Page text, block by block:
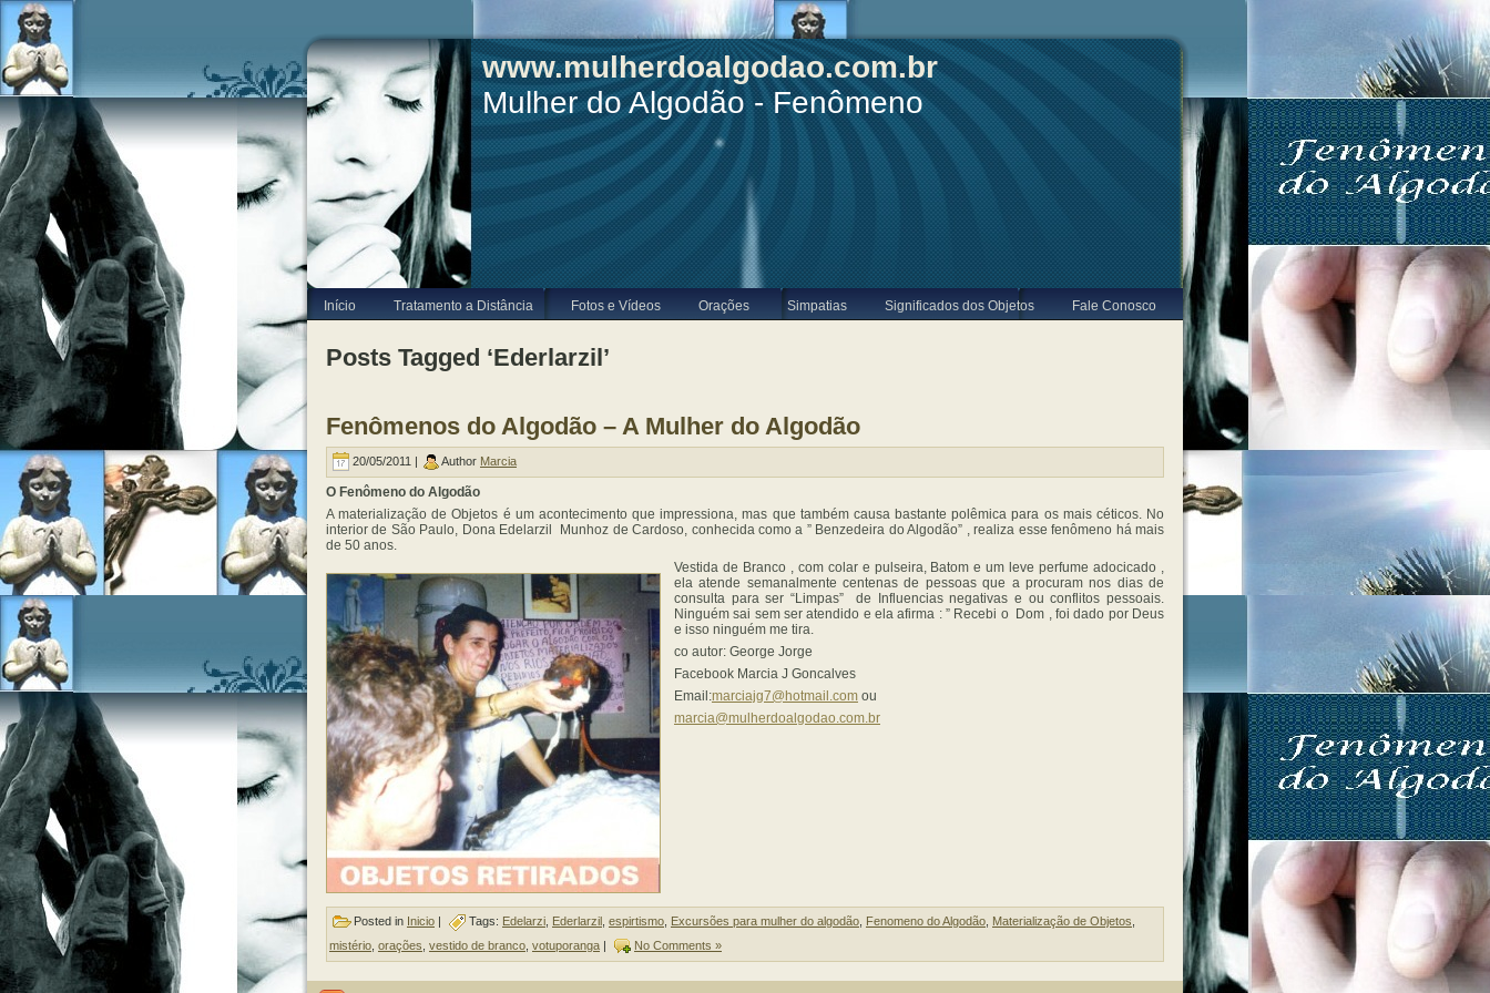
www.mulherdoalgodao.com.br
Mulher do Algodão - Fenômeno
Início Tratamento a Distância Fotos e Vídeos Orações Simpatias Significados dos Objetos Fale Conosco
Posts Tagged ‘Ederlarzil’
Fenômenos do Algodão – A Mulher do Algodão
20/05/2011 | Author Marcia
O Fenômeno do Algodão
A materialização de Objetos é um acontecimento que impressiona, mas que também causa bastante polêmica para os mais céticos. No
interior de São Paulo, Dona Edelarzil Munhoz de Cardoso, conhecida como a ” Benzedeira do Algodão” , realiza esse fenômeno há mais
de 50 anos.
Vestida de Branco , com colar e pulseira, Batom e um leve perfume adocicado ,
ela atende semanalmente centenas de pessoas que a procuram nos dias de
consulta para ser “Limpas” de Influencias negativas e ou conflitos pessoais.
Ninguém sai sem ser atendido e ela afirma : ” Recebi o Dom , foi dado por Deus
e isso ninguém me tira.
co autor: George Jorge
Facebook Marcia J Goncalves
Email:marciajg7@hotmail.com ou
marcia@mulherdoalgodao.com.br
Posted in Inicio | Tags: Edelarzi Ederlarzil espirtismo Excursões para mulher do algodão Fenomeno do Algodão Materialização de Objetos
mistério orações vestido de branco votuporanga | No Comments »